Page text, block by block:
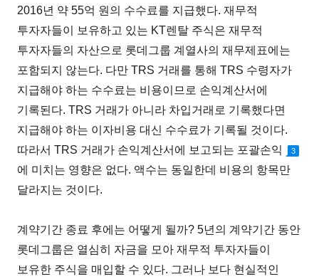
2016년 약 55억 원의 수수료를 지급했다. 재무적
투자자들이 보유하고 있는 KT렌탈 주식은 재무적
투자자들의 자산으로 롯데그룹 계열사의 재무제표에는
포함되지 않는다. 다만 TRS 거래를 통해 TRS 수령자가
지급해야 하는 수수료는 비용이므로 손익계산서에
기록된다. TRS 거래가 아니라 차입거래로 기록했다면
지급해야 하는 이자비용 대신 수수료가 기록될 것이다.
따라서 TRS 거래가 손익계산서에 보고되는 포괄손익
3
에 미치는 영향은 없다. 액수는 동일한데 비용의 항목만
달라지는 것이다.
계약기간 종료 후에는 어떻게 될까? 5년의 계약기간 동안
롯데그룹은 열심히 자금을 모아 재무적 투자자들이
보유한 주식을 매입할 수 있다. 그러나 보다 현실적인